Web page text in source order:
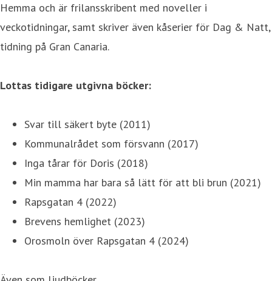
Hemma och är frilansskribent med noveller i
veckotidningar, samt skriver även kåserier för Dag & Natt,
tidning på Gran Canaria.
Lottas tidigare utgivna böcker:
Svar till säkert byte (2011)
Kommunalrådet som försvann (2017)
Inga tårar för Doris (2018)
Min mamma har bara så lätt för att bli brun (2021)
Rapsgatan 4 (2022)
Brevens hemlighet (2023)
Orosmoln över Rapsgatan 4 (2024)